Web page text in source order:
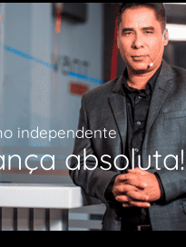
independente
absoluta!